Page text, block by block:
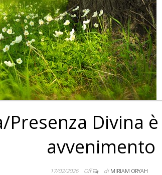
Presenza Divina
avvenimento
17/02/2026 Off di MIRIAM ORYAH